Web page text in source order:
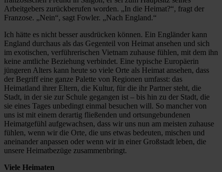
Arbeitgebers zurückberufen worden. „In die Heimat?“, fragt der
Franzose. „Nein“, sagt Fowler. „Nach England.“
Ich hätte es nicht besser ausdrücken können. Ein Engländer kann
England durchaus als das Gegenteil von Heimat ansehen und sich
im exotischen, verführerischen Vietnam zuhause fühlen, mit dem ihn
keine amtliche Beziehung verbindet. Eine typische Europäerin
jüngeren Alters kann heute so viele Orte als Heimat ansehen, dass
der Begriff eine ganze Palette von Regionen umfasst: das
Heimatland ihrer Eltern, die Kultur, für die ihr Partner steht, die
Stadt, in der sie zur Schule gegangen ist – bis hin zu der Stadt, die
sie eines Tages unbedingt einmal besuchen will. So mancher von
uns ist mit einem derartig fließenden und ortsungebundenen
Heimatgefühl aufgewachsen, dass wir uns nun am meisten zuhause
fühlen, wenn wir die Orte, die uns etwas bedeuten, mischen und
aneinander anpassen oder wenn wir in einer Großstadt leben, die
unsere Heimatbezüge zusammenbringt.
Viele Heimaten